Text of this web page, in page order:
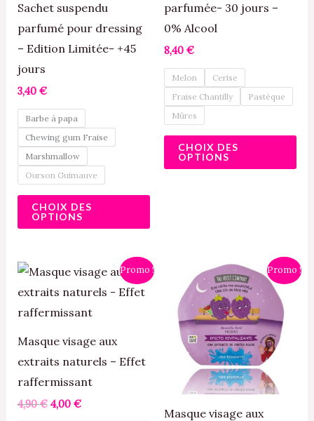
Sachet suspendu
parfumé pour dressing
– Edition Limitée- +45
jours
3,40 €
Barbe à papa
Chewing gum Fraise
Marshmallow
Ourson Guimauve
CHOIX DES
OPTIONS
Les
peuvent
choisies
parfumée- 30 jours –
0% Alcool
8,40 €
Melon
Cerise
Fraise Chantilly
Pastèque
Mûres
CHOIX DES
OPTIONS
la
Promo !
Masque visage aux
extraits naturels – Effet
raffermissant
4,90€
prix
initial
4,90 €.
4,00 €
Le
prix
actuel
4,00 €.
Promo !
Masque visage aux
prix
initial
était :
4,90 €.
Le
prix
actuel
est :
4,00 €.